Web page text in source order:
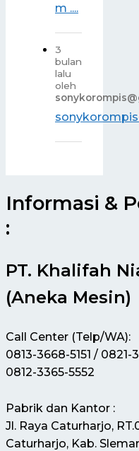
m ....
3
bulan
lalu
oleh
Informasi &
:
PT. Khalifah
(Aneka Mesin)
Call Center (Telp/WA):
0813-3668-5151 / 0821-
0812-3365-5552
Pabrik dan Kantor :
Jl. Raya Caturharjo,
Caturharjo, Kab.